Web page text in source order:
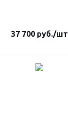
37 700руб./шт